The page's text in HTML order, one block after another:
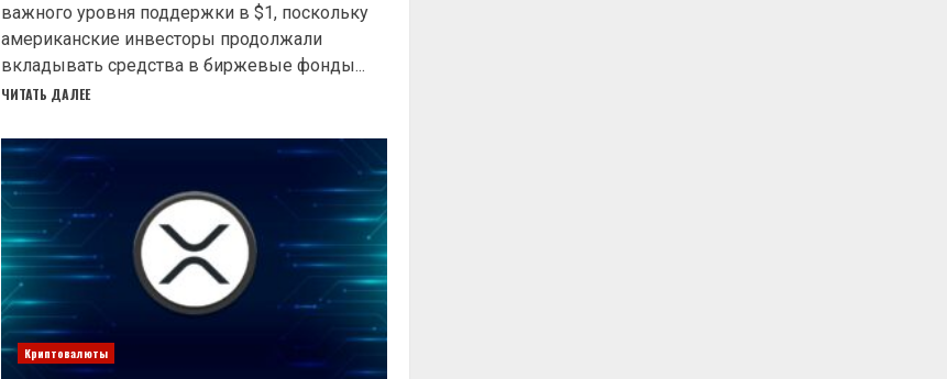
важного уровня поддержки в $1, поскольку
американские инвесторы продолжали
вкладывать средства в биржевые фонды...
ЧИТАТЬ ДАЛЕЕ
Криптовалюты